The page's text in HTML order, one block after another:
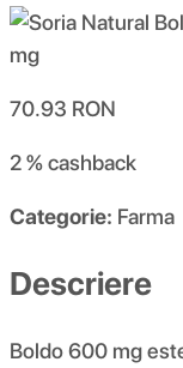
70.93 RON
2 %cashback
Categorie: Farma
Descriere
Boldo 600 mg